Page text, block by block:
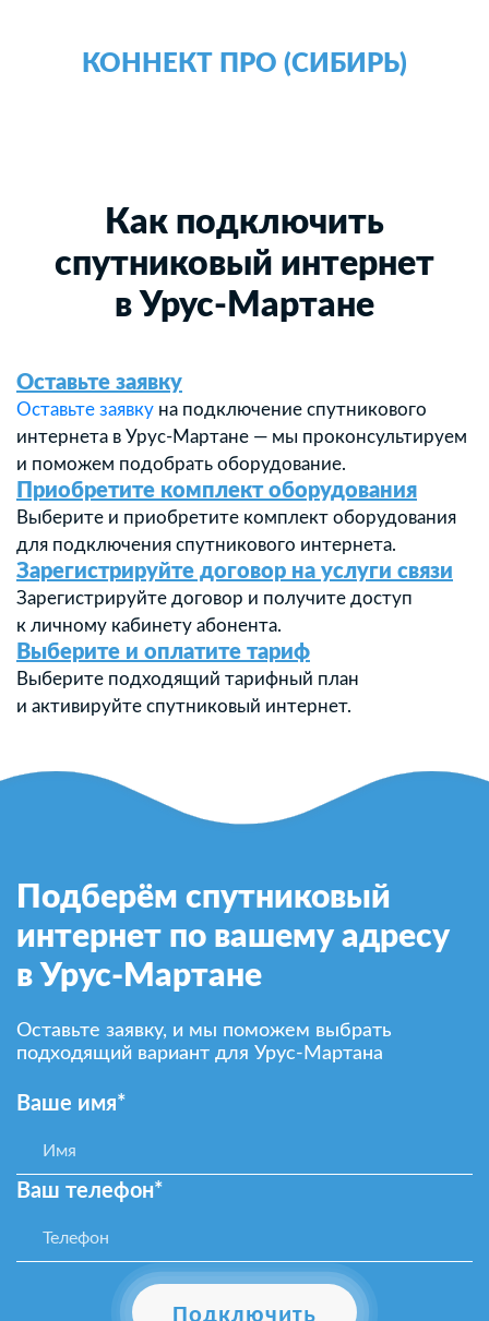
КОННЕКТ ПРО (СИБИРЬ)
Как подключить
спутниковый интернет
в Урус-Мартане
Оставьте заявку
Оставьте заявку на подключение спутникового
интернета в Урус-Мартане — мы проконсультируем
и поможем подобрать оборудование.
Приобретите комплект оборудования
Выберите и приобретите комплект оборудования
для подключения спутникового интернета.
Зарегистрируйте договор на услуги связи
Зарегистрируйте договор и получите доступ
к личному кабинету абонента.
Выберите и оплатите тариф
Выберите подходящий тарифный план
и активируйте спутниковый интернет.
Подберём спутниковый
интернет по вашему адресу
в Урус-Мартане
Оставьте заявку, и мы поможем выбрать
подходящий вариант для Урус-Мартана
Ваше имя*
Ваш телефон*
Подключить